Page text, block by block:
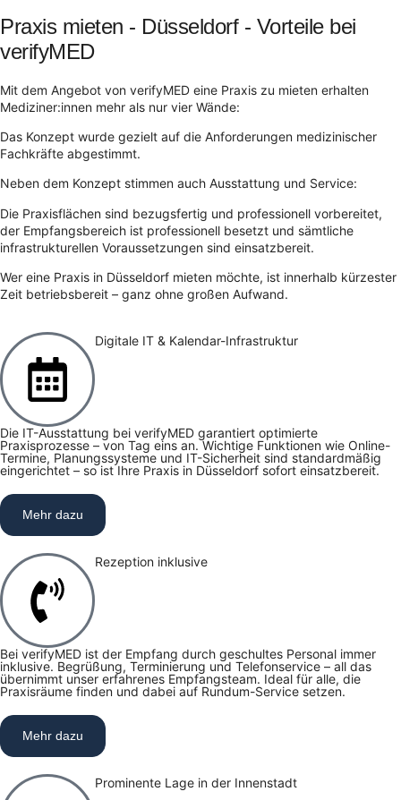
Praxis mieten - Düsseldorf - Vorteile bei
verifyMED
Mit dem Angebot von verifyMED eine Praxis zu mieten erhalten
Mediziner:innen mehr als nur vier Wände:
Das Konzept wurde gezielt auf die Anforderungen medizinischer
Fachkräfte abgestimmt.
Neben dem Konzept stimmen auch Ausstattung und Service:
Die Praxisflächen sind bezugsfertig und professionell vorbereitet,
der Empfangsbereich ist professionell besetzt und sämtliche
infrastrukturellen Voraussetzungen sind einsatzbereit.
Wer eine Praxis in Düsseldorf mieten möchte, ist innerhalb kürzester
Zeit betriebsbereit – ganz ohne großen Aufwand.
Digitale IT & Kalendar-Infrastruktur
Die IT-Ausstattung bei verifyMED garantiert optimierte
Praxisprozesse – von Tag eins an. Wichtige Funktionen wie Online-
Termine, Planungssysteme und IT-Sicherheit sind standardmäßig
eingerichtet – so ist Ihre Praxis in Düsseldorf sofort einsatzbereit.
Mehr dazu
Rezeption inklusive
Bei verifyMED ist der Empfang durch geschultes Personal immer
inklusive. Begrüßung, Terminierung und Telefonservice – all das
übernimmt unser erfahrenes Empfangsteam. Ideal für alle, die
Praxisräume finden und dabei auf Rundum-Service setzen.
Mehr dazu
Prominente Lage in der Innenstadt